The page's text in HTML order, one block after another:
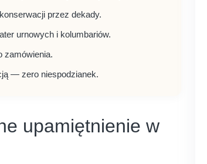
przez dekady.
urnowych i kolumbariów.
zamówienia.
— zero niespodzianek.
upamiętnienie w